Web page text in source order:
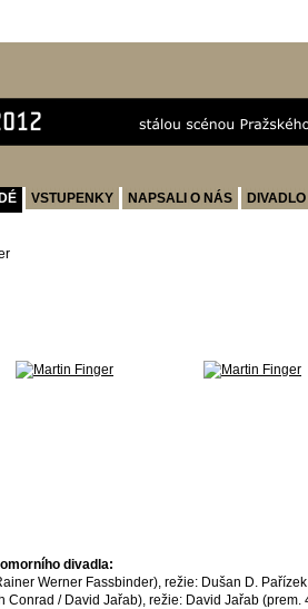
VSTUPENKY NAPSALI O NÁS DIVADLO
divadla:
Werner Fassbinder), režie: Dušan D.
Conrad / David Jařab), režie: David Jařab (prem.